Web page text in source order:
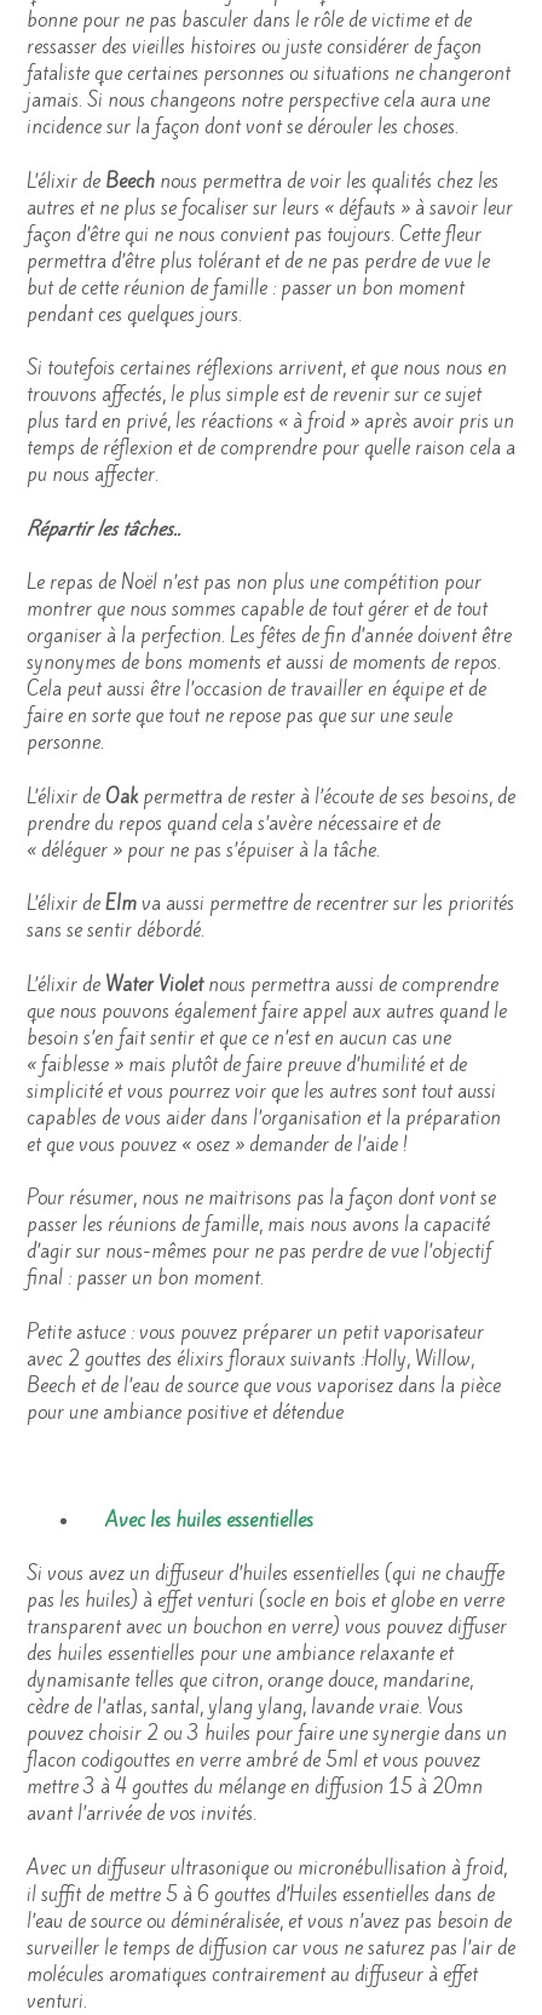
bonne pour ne pas basculer dans le rôle de victime et de
ressasser des vieilles histoires ou juste considérer de façon
fataliste que certaines personnes ou situations ne changeront
jamais. Si nous changeons notre perspective cela aura une
incidence sur la façon dont vont se dérouler les choses.
L’élixir de Beech nous permettra de voir les qualités chez les
autres et ne plus se focaliser sur leurs « défauts » à savoir leur
façon d’être qui ne nous convient pas toujours. Cette fleur
permettra d’être plus tolérant et de ne pas perdre de vue le
but de cette réunion de famille : passer un bon moment
pendant ces quelques jours.
Si toutefois certaines réflexions arrivent, et que nous nous en
trouvons affectés, le plus simple est de revenir sur ce sujet
plus tard en privé, les réactions « à froid » après avoir pris un
temps de réflexion et de comprendre pour quelle raison cela a
pu nous affecter.
Répartir les tâches..
Le repas de Noël n’est pas non plus une compétition pour
montrer que nous sommes capable de tout gérer et de tout
organiser à la perfection. Les fêtes de fin d’année doivent être
synonymes de bons moments et aussi de moments de repos.
Cela peut aussi être l’occasion de travailler en équipe et de
faire en sorte que tout ne repose pas que sur une seule
personne.
L’élixir deOak permettra de rester à l’écoute de ses besoins, de
prendre du repos quand cela s’avère nécessaire et de
« déléguer » pour ne pas s’épuiser à la tâche.
L’élixir deElm va aussi permettre de recentrer sur les priorités
sans se sentir débordé.
L’élixir de Water Violetnous permettra aussi de comprendre
que nous pouvons également faire appel aux autres quand le
besoin s’en fait sentir et que ce n’est en aucun cas une
« faiblesse » mais plutôt de faire preuve d’humilité et de
simplicité et vous pourrez voir que les autres sont tout aussi
capables de vous aider dans l’organisation et la préparation
et que vous pouvez « osez » demander de l’aide !
Pour résumer, nous ne maitrisons pas la façon dont vont se
passer les réunions de famille, mais nous avons la capacité
d’agir sur nous-mêmes pour ne pas perdre de vue l’objectif
final : passer un bon moment.
Petite astuce : vous pouvez préparer un petit vaporisateur
avec 2 gouttes des élixirs floraux suivants :Holly, Willow,
Beech et de l’eau de source que vous vaporisez dans la pièce
pour une ambiance positive et détendue
Avec les huiles essentielles
Si vous avez un diffuseur d’huiles essentielles (qui ne chauffe
pas les huiles) à effet venturi (socle en bois et globe en verre
transparent avec un bouchon en verre) vous pouvez diffuser
des huiles essentielles pour une ambiance relaxante et
dynamisante telles que citron, orange douce, mandarine,
cèdre de l’atlas, santal, ylang ylang, lavande vraie. Vous
pouvez choisir 2 ou 3 huiles pour faire une synergie dans un
flacon codigouttes en verre ambré de 5ml et vous pouvez
mettre 3 à 4 gouttes du mélange en diffusion 15 à 20mn
avant l’arrivée de vos invités.
Avec un diffuseur ultrasonique ou micronébullisation à froid,
il suffit de mettre 5 à 6 gouttes d’Huiles essentielles dans de
l’eau de source ou déminéralisée, et vous n’avez pas besoin de
surveiller le temps de diffusion car vous ne saturez pas l’air de
molécules aromatiques contrairement au diffuseur à effet
venturi.